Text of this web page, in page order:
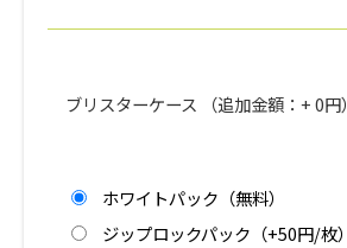
ブリスターケース （追加金額：+0円）
ホワイトパック（無料）
ジップロックパック（+50円/枚）